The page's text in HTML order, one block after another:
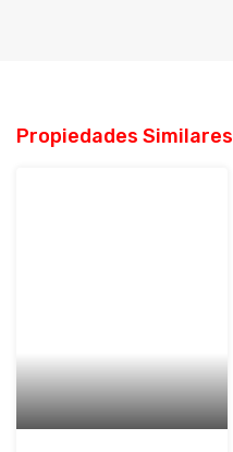
Propiedades Similares